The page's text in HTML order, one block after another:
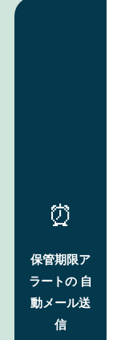
⏰
保管期限ア
ラートの 自
動メール送
信